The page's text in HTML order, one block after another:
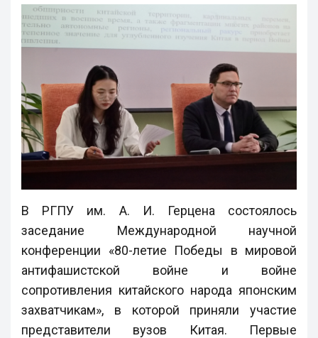
В РГПУ им. А. И. Герцена состоялось
заседание Международной научной
конференции «80-летие Победы в мировой
антифашистской войне и войне
сопротивления китайского народа японским
захватчикам», в которой приняли участие
представители вузов Китая. Первые